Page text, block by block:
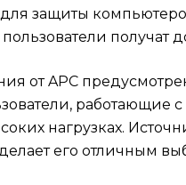
защиты
получат
от APC
работающие с
нагрузках.
его отличным